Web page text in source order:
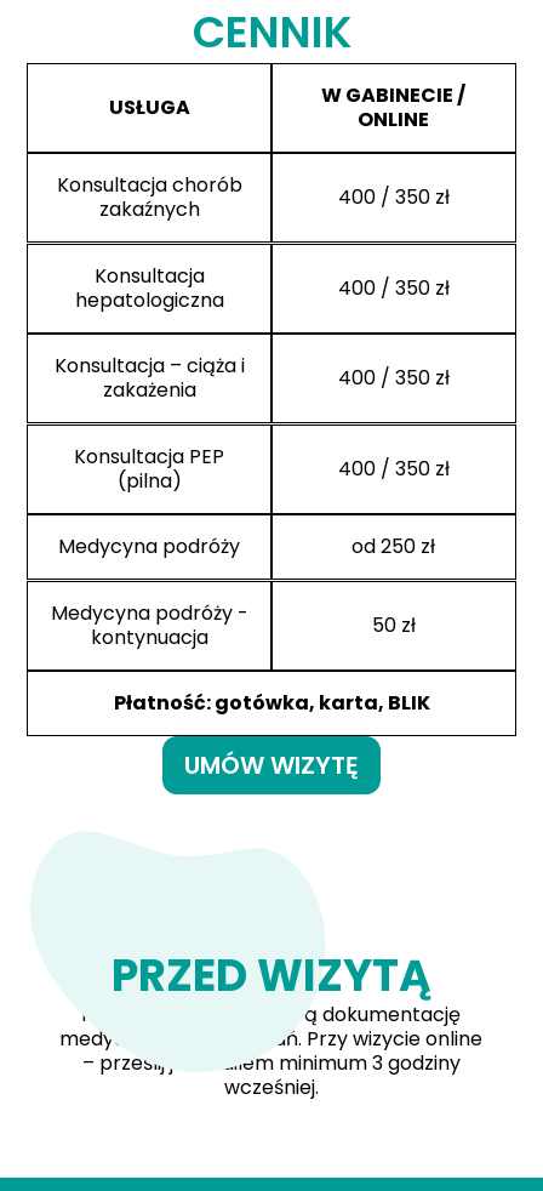
CENNIK
USŁUGA
W GABINECIE /
ONLINE
Konsultacja chorób
zakaźnych
400 / 350 zł
Konsultacja
hepatologiczna
400 / 350 zł
Konsultacja – ciąża i
zakażenia
400 / 350 zł
Konsultacja PEP
(pilna)
400 / 350 zł
Medycyna podróży od 250 zł
Medycyna podróży -
kontynuacja
50 zł
Płatność: gotówka, karta, BLIK
UMÓW WIZYTĘ
PRZED WIZYTĄ
Przynieś dotychczasową dokumentację
medyczną i wyniki badań. Przy wizycie online
– prześlij je emailem minimum 3 godziny
wcześniej.